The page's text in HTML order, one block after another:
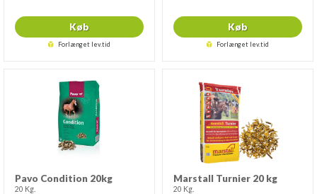
Køb
Forlænget lev.tid
Køb
Forlænget lev.tid
Pavo Condition 20kg
20 Kg.
Marstall Turnier 20 kg
20 Kg.